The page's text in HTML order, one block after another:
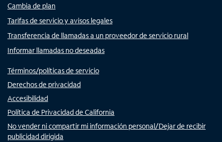
Cambia de plan
Tarifas de servicio y avisos legales
Transferencia de llamadas a un proveedor de servicio rural
Informar llamadas no deseadas
Términos/políticas de servicio
Derechos de privacidad
Accesibilidad
Política de Privacidad de California
No vender ni compartir mi información personal/Dejar de recibir
publicidad dirigida